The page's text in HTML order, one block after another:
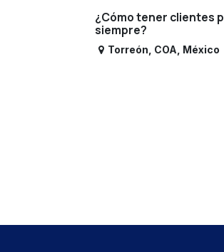
¿Cómo tener clientes
siempre?
Torreón COA México